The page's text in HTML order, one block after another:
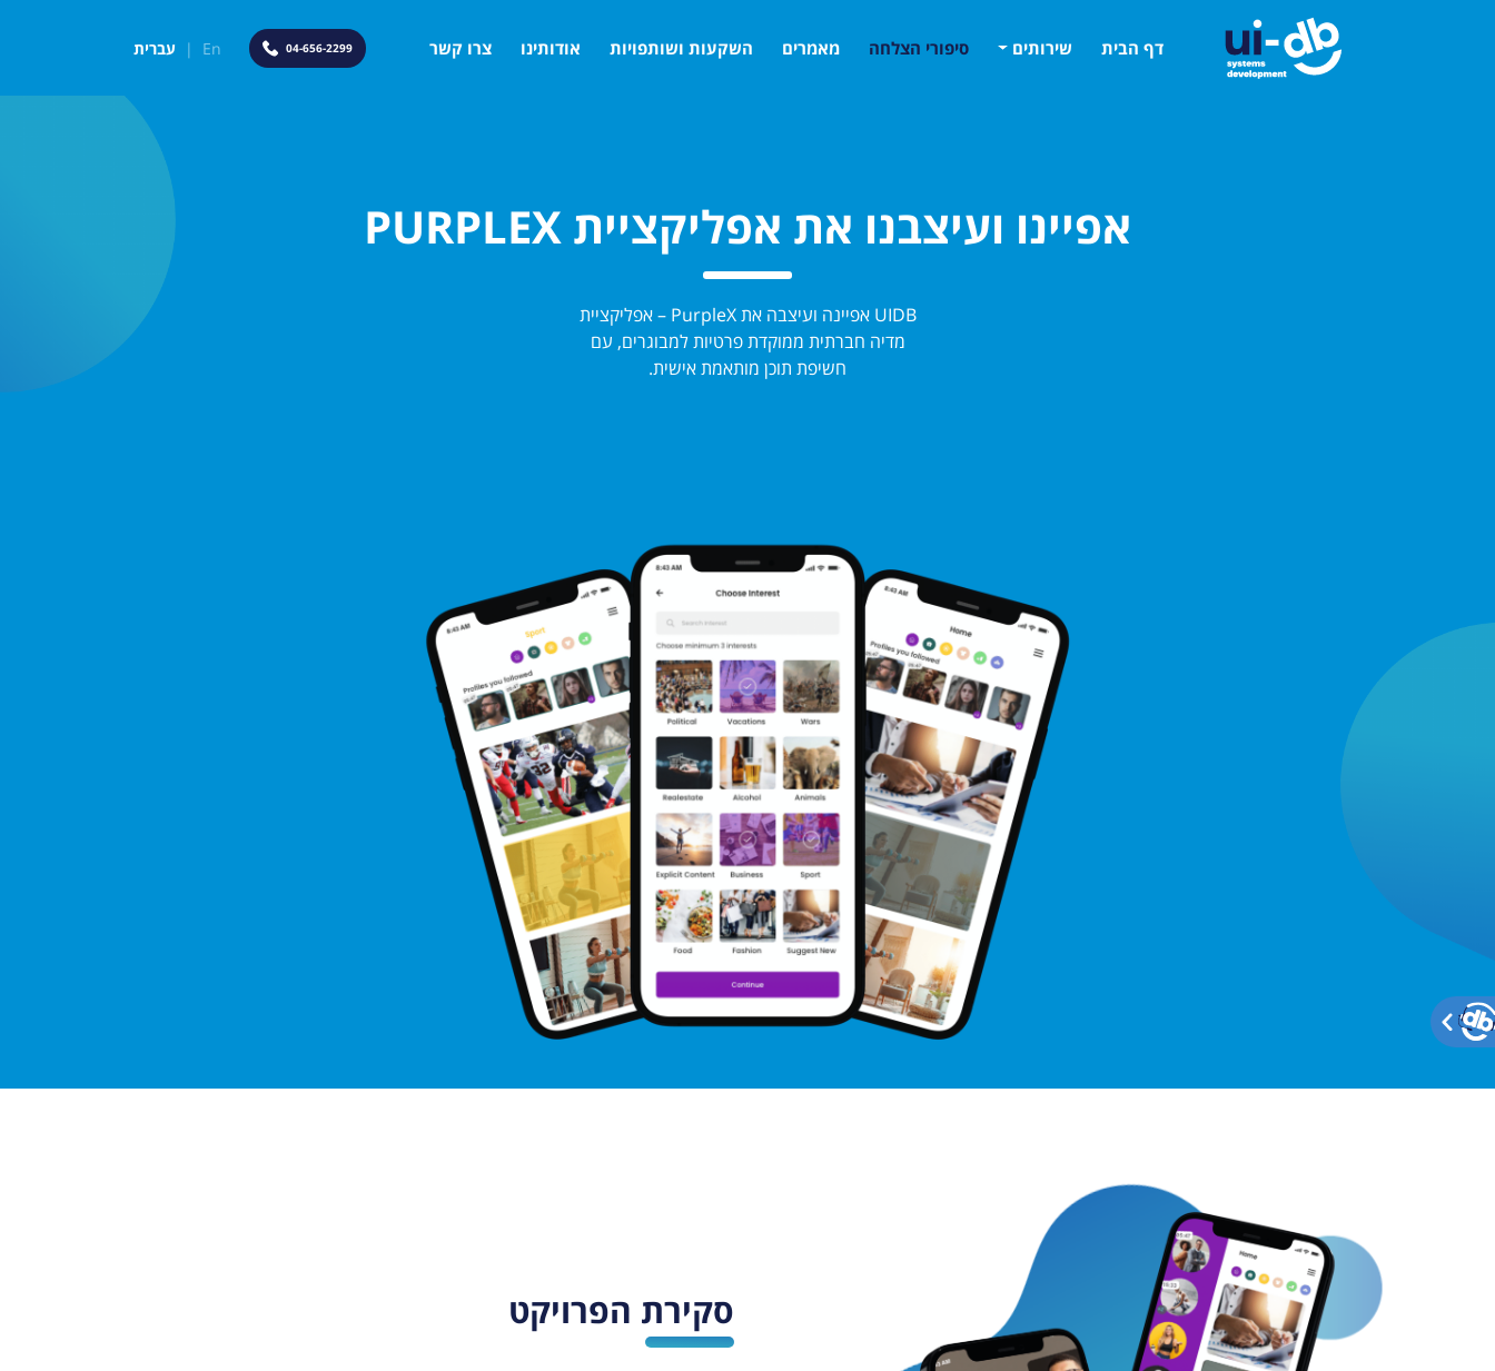
דף הבית שירותים סיפורי הצלחה מאמרים השקעות ושותפויות אודותינו צרו קשר 04-656-2299
En
| עברית
אפיינו ועיצבנו את אפליקציית PURPLEX
UIDB אפיינה ועיצבה את PurpleX – אפליקציית
מדיה חברתית ממוקדת פרטיות למבוגרים, עם
חשיפת תוכן מותאמת אישית.
סקירת הפרויקט